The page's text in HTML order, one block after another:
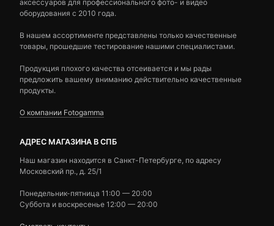
аксессуаров для профессионального фото- и видео
оборудования с 2010 года.
В нашем ассортименте представлены только качественные
товары, прошедшие тестирование нашими специалистами.
Продукция плохого качества отсеивается и мы рады
предложить вашему вниманию действительно качественные
продукты.
О компании Fotogamma
АДРЕС МАГАЗИНА В СПБ
Наш магазин находится в Санкт-Петербурге, по адресу
Московский пр., д. 25/1
Понедельник-пятница 11:00 — 20:00
Суббота и воскресенье 12:00 — 20:00